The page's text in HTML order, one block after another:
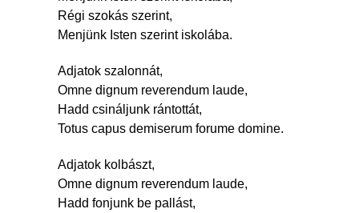
Régi szokás szerint,
Menjünk Isten szerint iskolába.
Adjatok szalonnát,
Omne dignum reverendum laude,
Hadd csináljunk rántottát,
Totus capus demiserum forume domine.
Adjatok kolbászt,
Omne dignum reverendum laude,
Hadd fonjunk be pallást,